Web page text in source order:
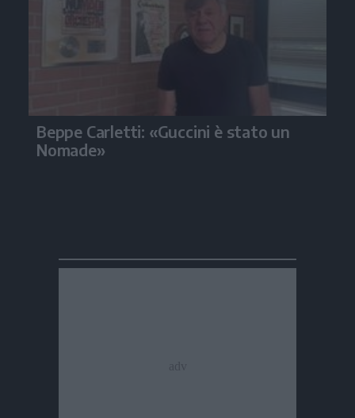
Beppe Carletti: «Guccini è stato un
Nomade»